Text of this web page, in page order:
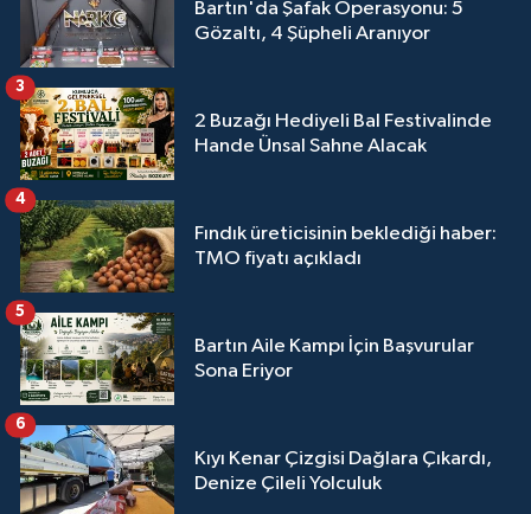
Bartın'da Şafak Operasyonu: 5
Gözaltı, 4 Şüpheli Aranıyor
2 Buzağı Hediyeli Bal Festivalinde
Hande Ünsal Sahne Alacak
3
Fındık üreticisinin beklediği haber:
TMO fiyatı açıkladı
4
Bartın Aile Kampı İçin Başvurular
Sona Eriyor
5
Kıyı Kenar Çizgisi Dağlara Çıkardı,
Denize Çileli Yolculuk
6